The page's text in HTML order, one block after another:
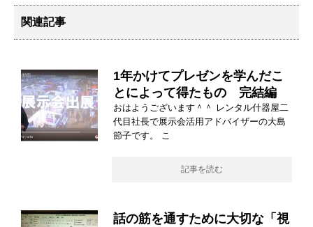
関連記事
1年かけてプレゼンを学んだこ
とによって得たもの 完結編
おはようございます＾＾ レンタル什器屋二
代目社長で展示会活用アドバイザーの大島
節子です。 こ
記事を読む
話の筋を通すために大切な「視